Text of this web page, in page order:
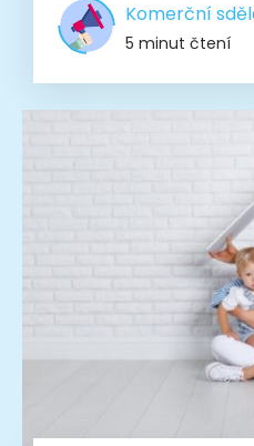
Komerční
5 minut čtení